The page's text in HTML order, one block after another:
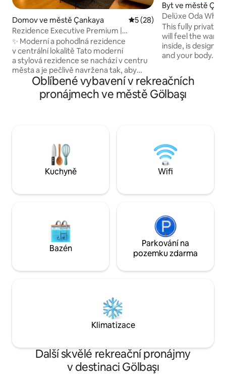
Domov ve městě Çankaya Průměrné hodnocení 5 z 5,
5 (28)
Rezidence Executive Premium |
5hvězdičkový komfort
✨ Moderní a pohodlná rezidence
v centrální lokalitě Tato moderní
a stylová rezidence se nachází v centru
města a je pečlivě navržena tak, aby
nabízela pohodlný a příjemný pobyt.
Svým hostům nabízí domáckou
atmosféru díky elegantní výzdobě,
obytný prostor • Zabezpečená budova
a snadný proces příjezdu a ubytování •
Příjemný a klidný pobyt
Byt ve městě
Delüxe Oda
This fully private
will feel the
inside, is
and your body. V této místnosti, kde se
světly; velká
hloubky, zatímco
vrchol romantiku. Co je tady? • Užij si
soukromou
pobyt.
Oblíbené vybavení v rekreačních
pronájmech ve městě Gölbaşı
Kuchyně Wifi
Bazén
Parkování na
pozemku zdarma
Klimatizace
Další skvělé rekreační pronájmy
v destinaci Gölbaşı